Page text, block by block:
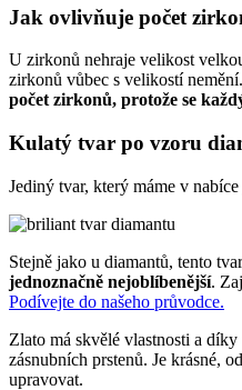
Jak ovlivňuje počet
U zirkonů nehraje velikost
zirkonů vůbec s velikostí
počet zirkonů, protože se
Kulatý tvar po vzoru
Jediný tvar, který máme v
Stejně jako u diamantů, tento
jednoznačně nejoblíbenější.
Podívejte do našeho průvodce.
Zlato má skvělé vlastnosti a
zásnubních prstenů. Je krásné,
upravovat.